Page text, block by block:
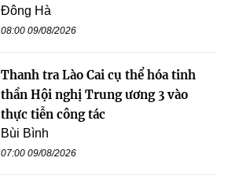
Đông Hà
08:00 09/08/2026
Thanh tra Lào Cai cụ thể hóa tinh
thần Hội nghị Trung ương 3 vào
thực tiễn công tác
Bùi Bình
07:00 09/08/2026